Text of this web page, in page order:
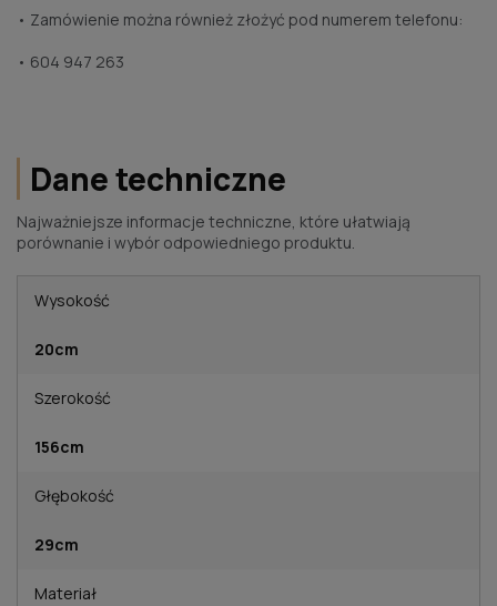
• Zamówienie można również złożyć pod numerem telefonu:
• 604 947 263
Dane techniczne
Najważniejsze informacje techniczne, które ułatwiają
porównanie i wybór odpowiedniego produktu.
Wysokość
20cm
Szerokość
156cm
Głębokość
29cm
Materiał